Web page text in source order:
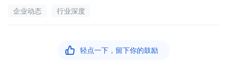
企业动态 行业深度
 轻点一下，留下你的鼓励